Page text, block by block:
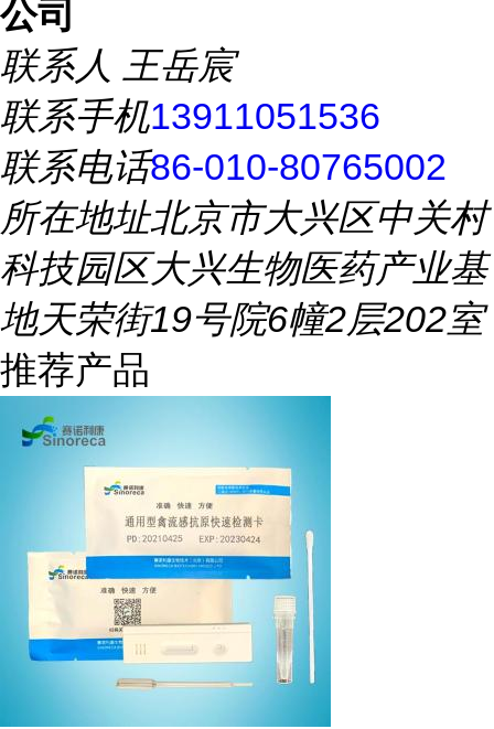
公司
联系人 王岳宸
联系手机13911051536
联系电话86-010-80765002
所在地址北京市大兴区中关村
科技园区大兴生物医药产业基
地天荣街19号院6幢2层202室
推荐产品